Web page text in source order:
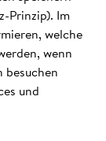
Prinzip). Im
welche
wenn
besuchen
und